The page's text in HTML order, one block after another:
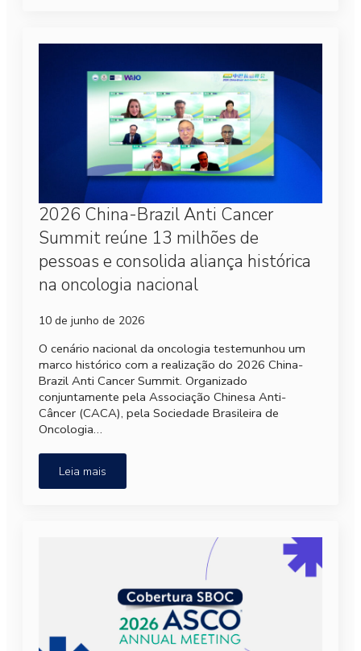
2026 China-Brazil Anti Cancer
Summit reúne 13 milhões de
pessoas e consolida aliança histórica
na oncologia nacional
10 de junho de 2026
O cenário nacional da oncologia testemunhou um
marco histórico com a realização do 2026 China-
Brazil Anti Cancer Summit. Organizado
conjuntamente pela Associação Chinesa Anti-
Câncer (CACA), pela Sociedade Brasileira de
Oncologia…
Leia mais